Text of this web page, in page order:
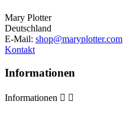
Mary Plotter
Deutschland
E-Mail: shop@maryplotter.com
Kontakt
Informationen
Informationen  